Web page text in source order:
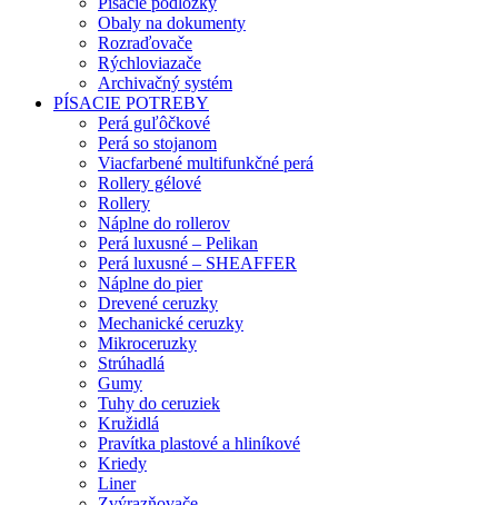
Obaly na dokumenty
Rozraďovače
Rýchloviazače
Archivačný systém
PÍSACIE POTREBY
Perá guľôčkové
Perá so stojanom
Viacfarbené multifunkčné perá
Rollery gélové
Rollery
Náplne do rollerov
Perá luxusné – Pelikan
Perá luxusné – SHEAFFER
Náplne do pier
Drevené ceruzky
Mechanické ceruzky
Mikroceruzky
Strúhadlá
Gumy
Tuhy do ceruziek
Kružidlá
Pravítka plastové a hliníkové
Kriedy
Liner